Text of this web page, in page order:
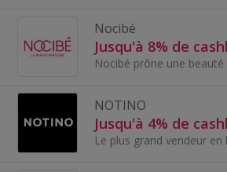
Nocibé
Jusqu'à 8% de
NOTINO
Jusqu'à 4% de